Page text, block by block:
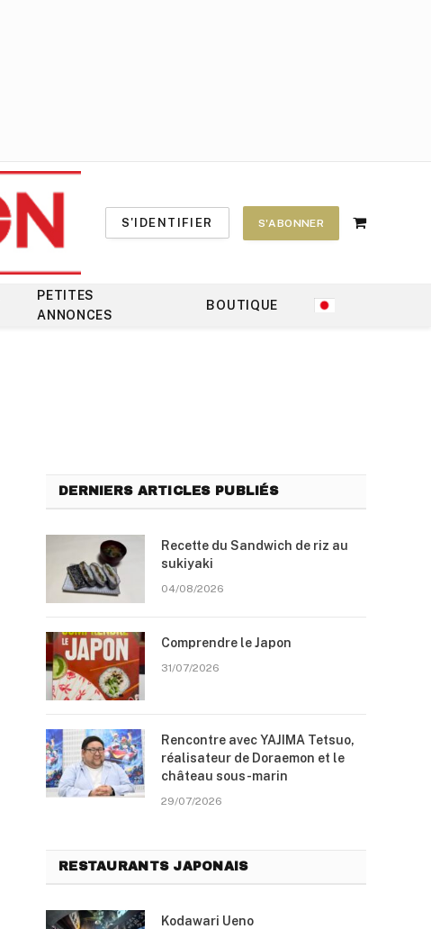
S'IDENTIFIER S'ABONNER
Shopping
PETITES
ANNONCES
BOUTIQUE
DERNIERS ARTICLES PUBLIÉS
Recette du Sandwich de riz au
sukiyaki
04/08/2026
Comprendre le Japon
31/07/2026
Rencontre avec YAJIMA Tetsuo,
réalisateur de Doraemon et le
château sous-marin
29/07/2026
RESTAURANTS JAPONAIS
Kodawari Ueno